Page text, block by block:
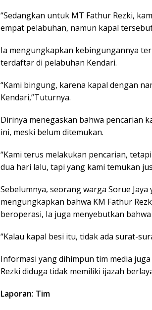
“Sedangkan untuk MT Fathur Rezki,
empat pelabuhan, namun kapal
Ia mengungkapkan kebingungannya
terdaftar di pelabuhan Kendari.
“Kami bingung, karena kapal dengan
Kendari,”Tuturnya.
Dirinya menegaskan bahwa pencarian
ini, meski belum ditemukan.
“Kami terus melakukan pencarian,
dua hari lalu, tapi yang kami temukan
Sebelumnya, seorang warga Sorue
mengungkapkan bahwa KM Fathur
beroperasi, Ia juga menyebutkan
“Kalau kapal besi itu, tidak ada surat-
Informasi yang dihimpun tim media
Rezki diduga tidak memiliki ijazah
Laporan: Tim